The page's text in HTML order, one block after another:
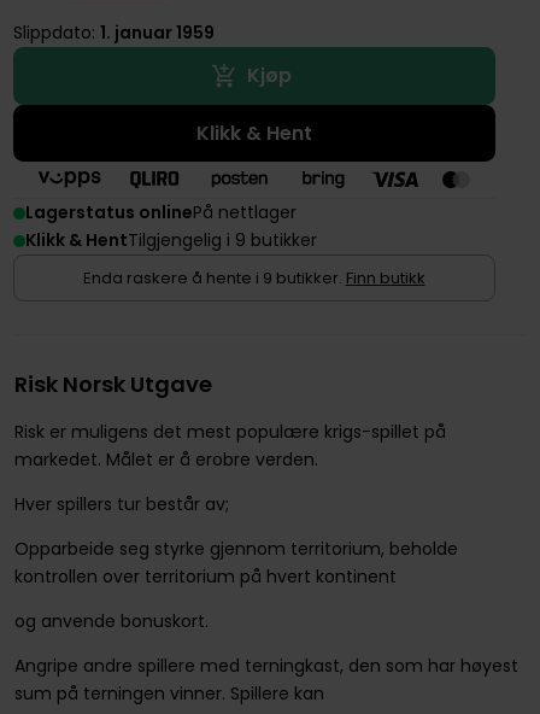
Slippdato: 1. januar 1959
Kjøp
Klikk & Hent
Lagerstatus onlinePå nettlager
Klikk & HentTilgjengelig i 9 butikker
Enda raskere å hente i 9 butikker. Finn butikk
Risk Norsk Utgave
Risk er muligens det mest populære krigs-spillet på
markedet. Målet er å erobre verden.
Hver spillers tur består av;
Opparbeide seg styrke gjennom territorium, beholde
kontrollen over territorium på hvert kontinent
og anvende bonuskort.
Angripe andre spillere med terningkast, den som har høyest
sum på terningen vinner. Spillere kan